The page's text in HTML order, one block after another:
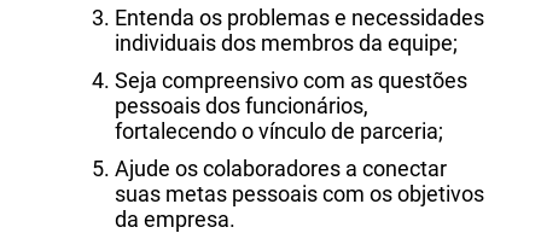
Entenda os problemas e necessidades
individuais dos membros da equipe;
Seja compreensivo com as questões
pessoais dos funcionários,
fortalecendo o vínculo de parceria;
Ajude os colaboradores a conectar
suas metas pessoais com os objetivos
da empresa.